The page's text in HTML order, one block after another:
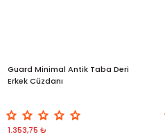
Guard Minimal Antik Taba Deri
Erkek Cüzdanı
1.353,75 ₺